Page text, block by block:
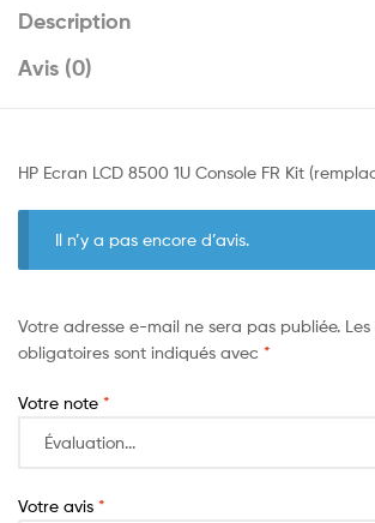
Description
Avis (0)
HP Ecran LCD 8500 1U Console FR Kit
Il n’y a pas encore d’avis.
Votre adresse e-mail ne sera pas publiée.
obligatoires sont indiqués avec *
Votre note *
Votre avis *